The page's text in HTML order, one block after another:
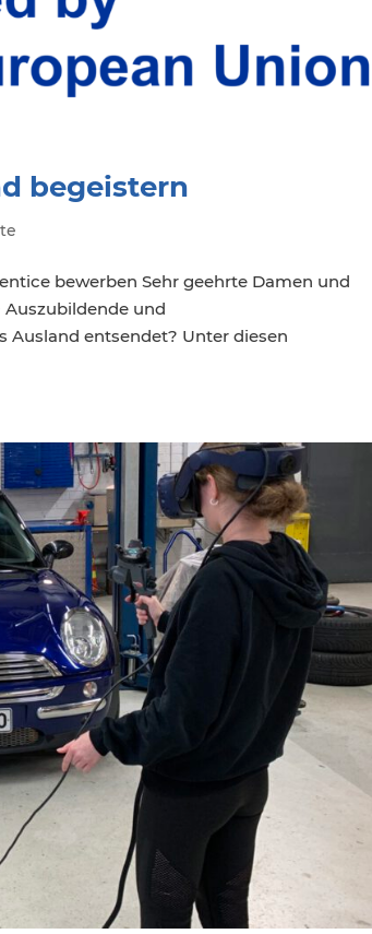
begeistern
bewerben Sehr geehrte Damen und
Auszubildende und
Ausland entsendet? Unter diesen